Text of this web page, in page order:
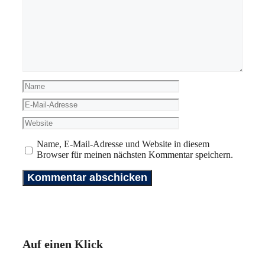
Name
E-
Mail-
Adresse
Website
Name, E-Mail-Adresse und Website in diesem
Browser für meinen nächsten Kommentar speichern.
Auf einen Klick